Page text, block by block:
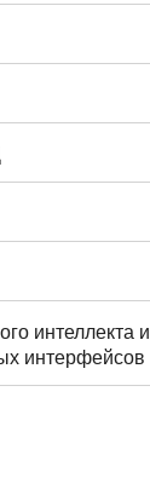
интеллекта и
интерфейсов